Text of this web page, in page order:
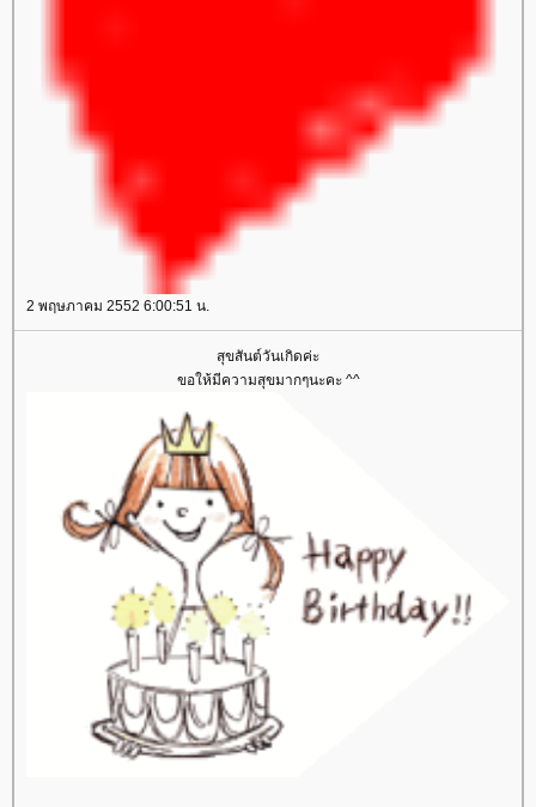
2 พฤษภาคม 2552 6:00:51 น.
สุขสันต์วันเกิดค่ะ
ขอให้มีความสุขมากๆนะคะ ^^